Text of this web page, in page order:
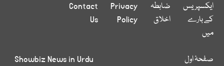
ایکسپریس
کے بارے
میں
ضابطہ
اخلاق
Privacy
Policy
Contact
Us
صفحۂ اول
Showbiz News in Urdu